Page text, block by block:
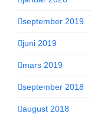
september 2019
juni 2019
mars 2019
september 2018
august 2018